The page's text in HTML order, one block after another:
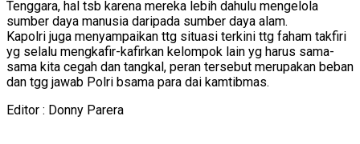
Tenggara, hal tsb karena mereka lebih dahulu mengelola
sumber daya manusia daripada sumber daya alam.
Kapolri juga menyampaikan ttg situasi terkini ttg faham takfiri
yg selalu mengkafir-kafirkan kelompok lain yg harus sama-
sama kita cegah dan tangkal, peran tersebut merupakan beban
dan tgg jawab Polri bsama para dai kamtibmas.
Editor : Donny Parera